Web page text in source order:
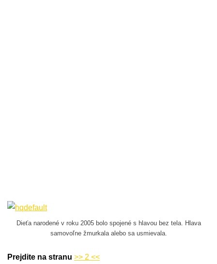
Dieťa narodené v roku 2005 bolo spojené s hlavou bez tela. Hlava
samovoľne žmurkala alebo sa usmievala.
Prejdite na stranu >> 2 <<